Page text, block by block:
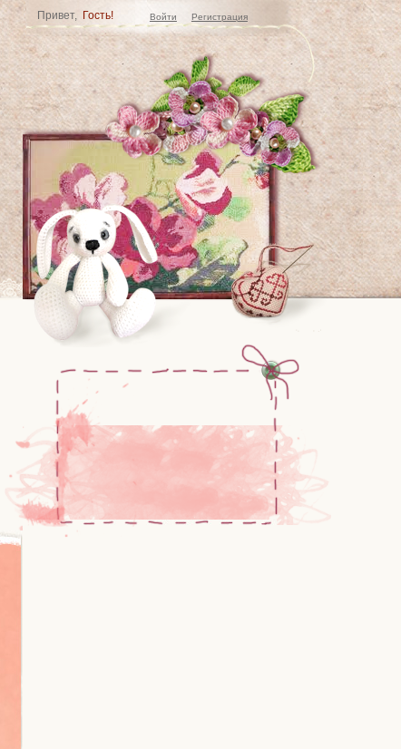
Привет, Гость! Войти Регистрация